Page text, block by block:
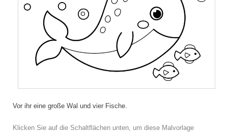
Vor ihr eine große Wal und vier Fische.
Klicken Sie auf die Schaltflächen unten, um diese Malvorlage